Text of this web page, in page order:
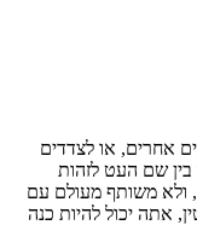
אחרים, או לצדדים
שם העט לזהות
משותף מעולם עם
אתה יכול להיות כנה